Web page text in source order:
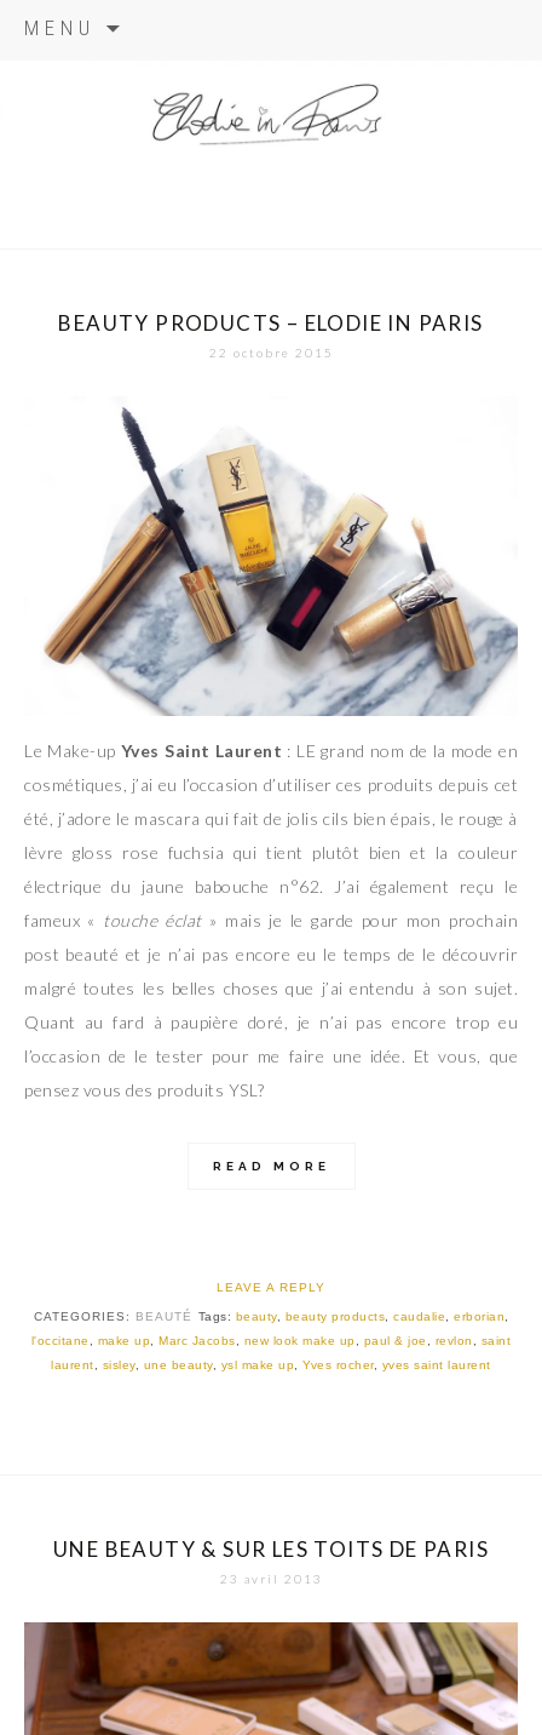
MENU
BEAUTY PRODUCTS – ELODIE IN PARIS
22 octobre 2015
Le Make-up Yves Saint Laurent : LE grand nom de la mode en
cosmétiques, j’ai eu l’occasion d’utiliser ces produits depuis cet
été, j’adore le mascara qui fait de jolis cils bien épais, le rouge à
lèvre gloss rose fuchsia qui tient plutôt bien et la couleur
électrique du jaune babouche n°62. J’ai également reçu le
fameux « touche éclat» mais je le garde pour mon prochain
post beauté et je n’ai pas encore eu le temps de le découvrir
malgré toutes les belles choses que j’ai entendu à son sujet.
Quant au fard à paupière doré, je n’ai pas encore trop eu
l’occasion de le tester pour me faire une idée. Et vous, que
pensez vous des produits YSL?
READ MORE
LEAVE A REPLY
CATEGORIES: BEAUTÉ Tags: beauty, beauty products caudalie erborian
l'occitane
make up ,Marc Jacobs new look make up paul & joe revlon
saint
laurent
sisley, une beauty, ysl make up ,Yves rocher, yves saint laurent
UNE BEAUTY & SUR LES TOITS DE PARIS
23 avril 2013